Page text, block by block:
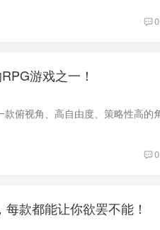
0
游戏之一！
0
款都能让你欲罢不能！